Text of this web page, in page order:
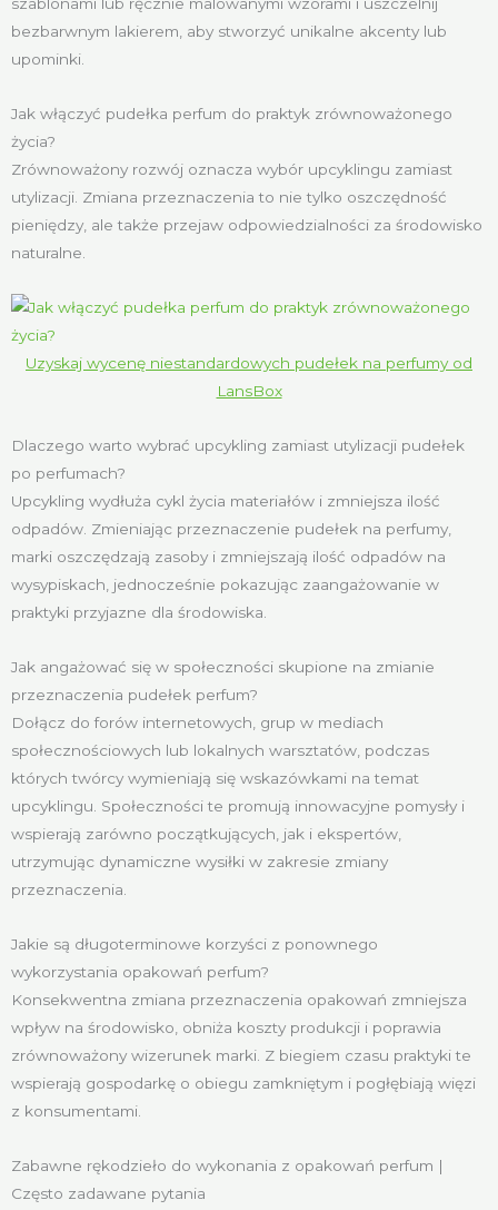
bezbarwnym lakierem, aby stworzyć unikalne akcenty lub
upominki.
Jak włączyć pudełka perfum do praktyk zrównoważonego
życia?
Zrównoważony rozwój oznacza wybór upcyklingu zamiast
utylizacji. Zmiana przeznaczenia to nie tylko oszczędność
pieniędzy, ale także przejaw odpowiedzialności za środowisko
naturalne.
Uzyskaj wycenę niestandardowych pudełek na perfumy od
LansBox
Dlaczego warto wybrać upcykling zamiast utylizacji pudełek
po perfumach?
Upcykling wydłuża cykl życia materiałów i zmniejsza ilość
odpadów. Zmieniając przeznaczenie pudełek na perfumy,
marki oszczędzają zasoby i zmniejszają ilość odpadów na
wysypiskach, jednocześnie pokazując zaangażowanie w
praktyki przyjazne dla środowiska.
Jak angażować się w społeczności skupione na zmianie
przeznaczenia pudełek perfum?
Dołącz do forów internetowych, grup w mediach
społecznościowych lub lokalnych warsztatów, podczas
których twórcy wymieniają się wskazówkami na temat
upcyklingu. Społeczności te promują innowacyjne pomysły i
wspierają zarówno początkujących, jak i ekspertów,
utrzymując dynamiczne wysiłki w zakresie zmiany
przeznaczenia.
Jakie są długoterminowe korzyści z ponownego
wykorzystania opakowań perfum?
Konsekwentna zmiana przeznaczenia opakowań zmniejsza
wpływ na środowisko, obniża koszty produkcji i poprawia
zrównoważony wizerunek marki. Z biegiem czasu praktyki te
wspierają gospodarkę o obiegu zamkniętym i pogłębiają więzi
z konsumentami.
Zabawne rękodzieło do wykonania z opakowań perfum |
Często zadawane pytania